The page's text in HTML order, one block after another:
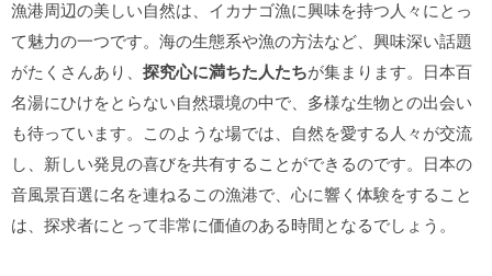
漁港周辺の美しい自然は、イカナゴ漁に興味を持つ人々にとっ
て魅力の一つです。海の生態系や漁の方法など、興味深い話題
がたくさんあり、 探究心に満ちた人たちが集まります。日本百
名湯にひけをとらない自然環境の中で、多様な生物との出会い
も待っています。このような場では、自然を愛する人々が交流
し、新しい発見の喜びを共有することができるのです。日本の
音風景百選に名を連ねるこの漁港で、心に響く体験をすること
は、探求者にとって非常に価値のある時間となるでしょう。